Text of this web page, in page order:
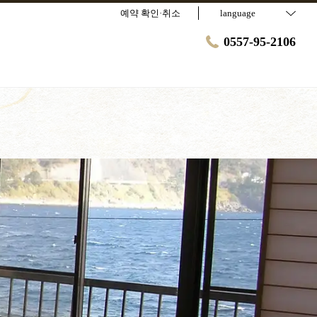
예약 확인·취소 language
0557-95-2106